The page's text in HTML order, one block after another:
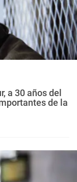
a 30 años del
de la